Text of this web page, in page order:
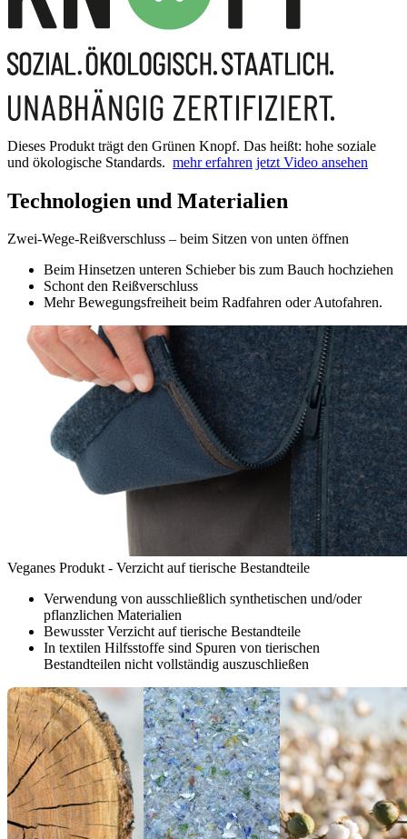
Dieses Produkt trägt den Grünen Knopf. Das heißt: hohe soziale
und ökologische Standards. mehr erfahren jetzt Video ansehen
Technologien und Materialien
Zwei-Wege-Reißverschluss – beim Sitzen von unten öffnen
Beim Hinsetzen unteren Schieber bis zum Bauch hochziehen
Schont den Reißverschluss
Mehr Bewegungsfreiheit beim Radfahren oder Autofahren.
Veganes Produkt - Verzicht auf tierische Bestandteile
Verwendung von ausschließlich synthetischen und/oder
pflanzlichen Materialien
Bewusster Verzicht auf tierische Bestandteile
In textilen Hilfsstoffe sind Spuren von tierischen
Bestandteilen nicht vollständig auszuschließen